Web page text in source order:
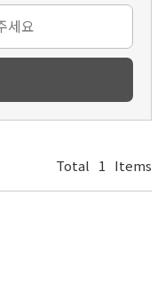
Total 1 Items